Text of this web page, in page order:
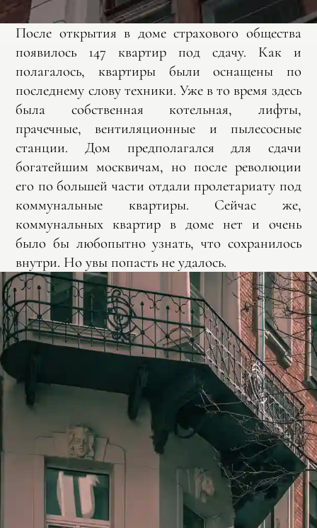
После открытия в доме страхового общества
появилось 147 квартир под сдачу. Как и
полагалось, квартиры были оснащены по
последнему слову техники. Уже в то время здесь
была собственная котельная, лифты,
прачечные, вентиляционные и пылесосные
станции. Дом предполагался для сдачи
богатейшим москвичам, но после революции
его по большей части отдали пролетариату под
коммунальные квартиры. Сейчас же,
коммунальных квартир в доме нет и очень
было бы любопытно узнать, что сохранилось
внутри. Но увы попасть не удалось.